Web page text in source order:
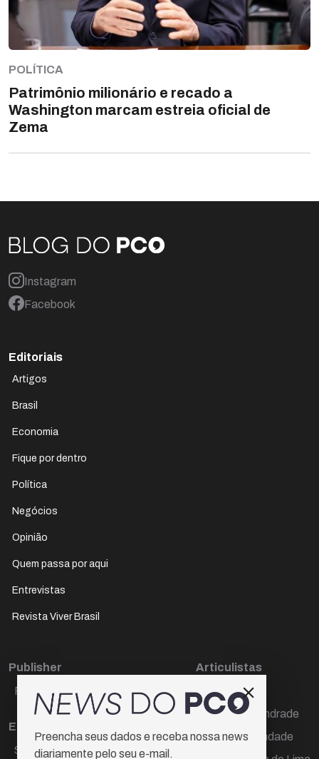
POLÍTICA
Patrimônio milionário e recado a
Washington marcam estreia oficial de
Zema
Instagram
Facebook
Editoriais
Artigos
Brasil
Economia
Fique por dentro
Política
Negócios
Opinião
Quem passa por aqui
Entrevistas
Revista Viver Brasil
Publisher
Paulo Cesar de Oliveira
Editora Chefe
Sueli Cotta
Articulistas
Décio Freire
Dr Marcos Andrade
Hamilton Trindade
Preencha seus dados e receba nossa news
diariamente pelo seu e-mail.